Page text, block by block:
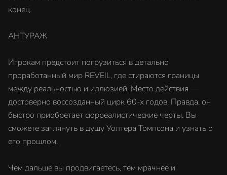
конец.
АНТУРАЖ
Игрокам предстоит погрузиться в детально
проработанный мир REVEIL, где стираются границы
между реальностью и иллюзией. Место действия —
достоверно воссозданный цирк 60-х годов. Правда, он
быстро приобретает сюрреалистические черты. Вы
сможете заглянуть в душу Уолтера Томпсона и узнать о
его прошлом.
Чем дальше вы продвигаетесь, тем мрачнее и